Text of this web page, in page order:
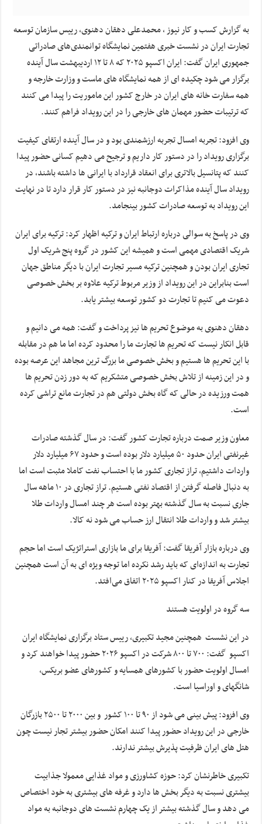
به گزارش کسب و کار نیوز ، محمدعلی دهقان دهنوی، رییس سازمان توسعه
تجارت ایران در نشست خبری هفتمین نمایشگاه توانمندی‌های صادراتی
جمهوری ایران گفت: ایران اکسپو ۲۰۲۵ که ۸ تا ۱۲ اردیبهشت سال آینده
برگزار می شود چکیده ای از همه نمایشگاه های ماست و وزارت خارجه و
همه سفارت خانه های ایران در خارج کشور این ماموریت را پیدا می کنند
که ترتیبات حضور مهمان های خارجی را در این رویداد فراهم کنند.
وی افزود: تجربه امسال تجربه ارزشمندی بود و در سال آینده ارتقای کیفیت
برگزاری رویداد را در دستور کار داریم و ترجیح می دهیم کسانی حضور پیدا
کنند که پتانسیل بالاتری برای انعقاد قرارداد با ایرانی ها داشته باشند، در
رویداد سال آینده مذاکرات دوجانبه نیز در دستور کار قرار دارد تا در نهایت
این رویداد به توسعه صادرات کشور بینجامد.
وی در پاسخ به سوالی درباره ارتباط ایران و ترکیه اظهار کرد: ترکیه برای ایران
شریک اقتصادی مهمی است و همیشه این کشور در گروه پنج شریک اول
تجاری ایران بودن و همچنین ترکیه مسیر تجارت ایران با دیگر مناطق جهان
است بنابراین در این رویداد از وزیر مربوط ترکیه علاوه بر بخش خصوصی
دعوت می کنیم تا تجارت دو کشور توسعه بیشتر یابد.
دهقان دهنوی به موضوع تحریم ها نیز پرداخت و گفت: همه می دانیم و
قابل انکار نیست که تحریم ها تجارت ما را محدود کرده اما ما هم در مقابله
با این تحریم ها هستیم و بخش خصوصی ما بزرگ ترین مجاهد این عرصه بوده
و در این زمینه از تلاش بخش خصوصی متشکریم که به دور زدن تحریم ها
همت ورزیده در حالی که گاه بخش دولتی هم در تجارت مانع تراشی کرده
است.
معاون وزیر صمت درباره تجارت کشور گفت: در سال گذشته صادرات
غیرنفتی ایران حدود ۵۰ میلیارد دلار بوده است و حدود ۶۷ میلیارد دلار
واردات داشتیم، تراز تجاری کشور ما با احتساب نفت کاملا مثبت است اما
به دنبال فاصله گرفتن از اقتصاد نفتی هستیم. تراز تجاری در ۱۰ ماهه سال
جاری نسبت به سال گذشته بهتر بوده است هر چند امسال واردات طلا
بیشتر شد و واردات طلا انتقال ارز حساب می شود نه کالا.
وی درباره بازار آفریقا گفت: آفریقا برای ما بازاری استراتژیک است اما حجم
تجارت به اندازه‌ای که باید رشد نکرده اما توجه ویژه ای به آن است همچنین
اجلاس آفریقا در کنار اکسپو ۲۰۲۵ اتفاق می‌افتد.
سه گروه در اولویت هستند
در این نشست همچنین مجید تکبیری، رییس ستاد برگزاری نمایشگاه ایران
اکسپو گفت: ۷۰۰ تا ۸۰۰ شرکت در اکسپو ۲۰۲۶ حضور پیدا خواهند کرد و
امسال اولویت حضور با کشورهای همسایه و کشورهای عضو بریکس،
شانگهای و اوراسیا است.
وی افزود: پیش بینی می شود از ۹۰ تا ۱۰۰ کشور و بین ۲۰۰۰ تا ۲۵۰۰ بازرگان
خارجی در این رویداد حضور پیدا کنند امکان حضور بیشتر تجار نیست چون
هتل های ایران ظرفیت پذیرش بیشتر ندارند.
تکبیری خاطرنشان کرد: حوزه کشاورزی و مواد غذایی معمولا جذابیت
بیشتری نسبت به دیگر بخش ها دارد و غرفه های بیشتری به خود اختصاص
می دهد و سال گذشته بیشتر از یک چهارم نشست های دوجانبه به مواد